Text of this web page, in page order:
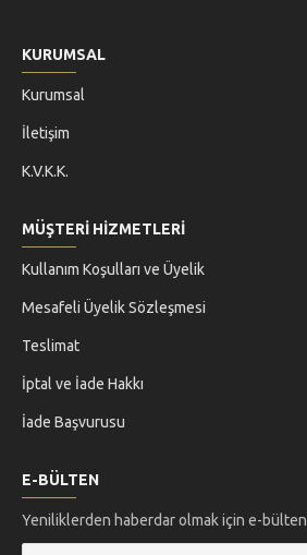
KURUMSAL
Kurumsal
İletişim
K.V.K.K.
MÜŞTERİ HİZMETLERİ
Kullanım Koşulları ve Üyelik
Mesafeli Üyelik Sözleşmesi
Teslimat
İptal ve İade Hakkı
İade Başvurusu
E-BÜLTEN
Yeniliklerden haberdar olmak için e-